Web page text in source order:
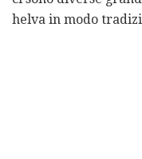
helva in modo